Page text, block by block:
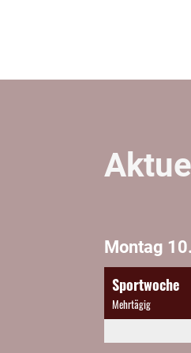
Montag
Sportwoche
Mehrtägig